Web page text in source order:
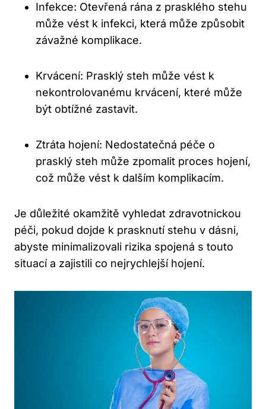
Infekce: Otevřená rána z prasklého stehu
může vést k infekci, která může způsobit
závažné komplikace.
Krvácení: Prasklý steh může vést k
nekontrolovanému krvácení, které může
být obtížné zastavit.
Ztráta hojení: Nedostatečná péče o
prasklý steh může zpomalit proces hojení,
což může vést k dalším komplikacím.
Je důležité okamžitě vyhledat zdravotnickou
péči, pokud dojde k prasknutí stehu v dásni,
abyste minimalizovali rizika spojená s touto
situací a zajistili co nejrychlejší hojení.